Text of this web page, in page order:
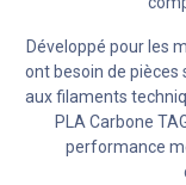
Développé pour les
ont besoin de pièces
aux filaments
PLA Carbone
performance